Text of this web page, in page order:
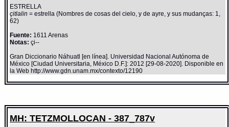
ESTRELLA
çitlalin= estrella (Nombres de cosas del cielo, y de ayre, y sus mudanças: 1,
62)
Fuente: 1611 Arenas
Notas: çi--
Gran Diccionario Náhuatl [en línea]. Universidad Nacional Autónoma de
México [Ciudad Universitaria, México D.F.]: 2012 [29-08-2020]. Disponible en
la Web http://www.gdn.unam.mx/contexto/12190
MH: TETZMOLLOCAN - 387_787v